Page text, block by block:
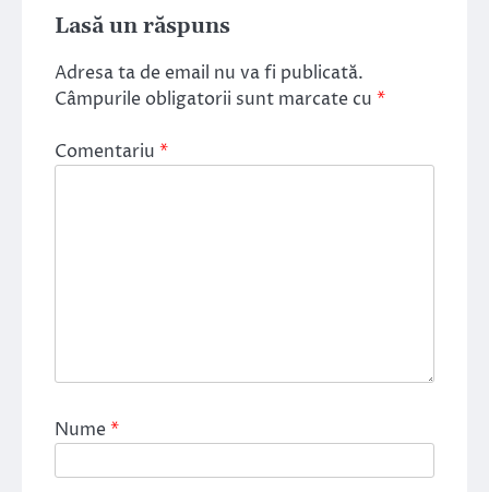
Lasă un răspuns
Adresa ta de email nu va fi publicată.
Câmpurile obligatorii sunt marcate cu *
Comentariu *
Nume*